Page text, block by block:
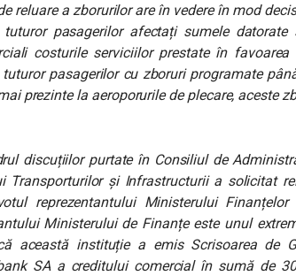
reluare a zborurilor are în vedere în mod
pasagerilor afectați sumele
costurile serviciilor prestate în favoarea
pasagerilor cu zboruri programate
prezinte la aeroporurile de plecare, aceste
discuțiilor purtate în Consiliul de
Transporturilor și Infrastructurii a solicitat
reprezentantului Ministerului
Ministerului de Finanțe este unul
această instituție a emis Scrisoarea de
SA a creditului comercial în sumă de